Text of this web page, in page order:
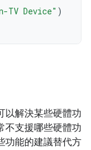
TV Device" )
以解決某些硬體功
不支援哪些硬體功
功能的建議替代方